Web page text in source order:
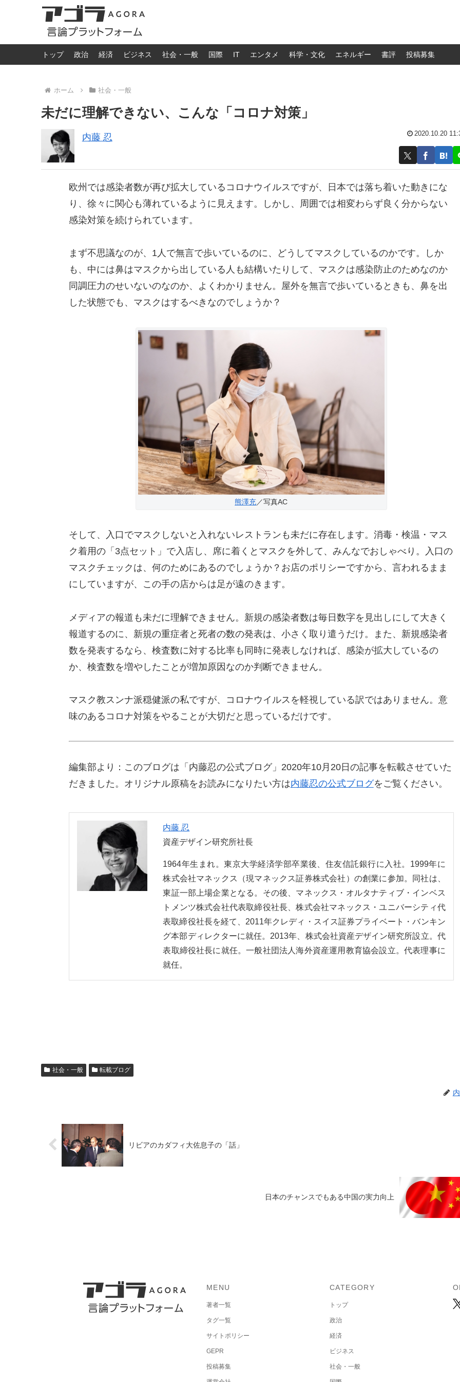
トップ 政治 経済 ビジネス 社会・一般 国際 IT エンタメ 科学・文化 エネルギー 書評 投稿募集
ホーム 社会・一般
未だに理解できない、こんな「コロナ対策」
内藤 忍 2020.10.20
欧州では感染者数が再び拡大しているコロナウイルスですが、日本では落ち着いた動きにな
り、徐々に関心も薄れているように見えます。しかし、周囲では相変わらず良く分からない
感染対策を続けられています。
まず不思議なのが、1人で無言で歩いているのに、どうしてマスクしているのかです。しか
も、中には鼻はマスクから出している人も結構いたりして、マスクは感染防止のためなのか
同調圧力のせいないのなのか、よくわかりません。屋外を無言で歩いているときも、鼻を出
した状態でも、マスクはするべきなのでしょうか？
熊澤充／写真AC
そして、入口でマスクしないと入れないレストランも未だに存在します。消毒・検温・マス
ク着用の「3点セット」で入店し、席に着くとマスクを外して、みんなでおしゃべり。入口の
マスクチェックは、何のためにあるのでしょうか？お店のポリシーですから、言われるまま
にしていますが、この手の店からは足が遠のきます。
メディアの報道も未だに理解できません。新規の感染者数は毎日数字を見出しにして大きく
報道するのに、新規の重症者と死者の数の発表は、小さく取り遣うだけ。また、新規感染者
数を発表するなら、検査数に対する比率も同時に発表しなければ、感染が拡大しているの
か、検査数を増やしたことが増加原因なのか判断できません。
マスク教スンナ派穏健派の私ですが、コロナウイルスを軽視している訳ではありません。意
味のあるコロナ対策をやることが大切だと思っているだけです。
編集部より：このブログは「内藤忍の公式ブログ」2020年10月20日の記事を転載させていた
だきました。オリジナル原稿をお読みになりたい方は内藤忍の公式ブログをご覧ください。
内藤 忍
資産デザイン研究所社長
1964年生まれ。東京大学経済学部卒業後、住友信託銀行に入社。1999年に
株式会社マネックス（現マネックス証券株式会社）の創業に参加。同社は、
東証一部上場企業となる。その後、マネックス・オルタナティブ・インベス
トメンツ株式会社代表取締役社長、株式会社マネックス・ユニバーシティ代
表取締役社長を経て、2011年クレディ・スイス証券プライベート・バンキン
グ本部ディレクターに就任。2013年、株式会社資産デザイン研究所設立。代
表取締役社長に就任。一般社団法人海外資産運用教育協会設立。代表理事に
就任。
社会・一般 転載ブログ
リビアのカダフィ大佐息子の「話」
日本のチャンスでもある中国の実力向上
MENU
著者一覧
タグ一覧
サイトポリシー
GEPR
投稿募集
CATEGORY
トップ
政治
経済
ビジネス
社会・一般